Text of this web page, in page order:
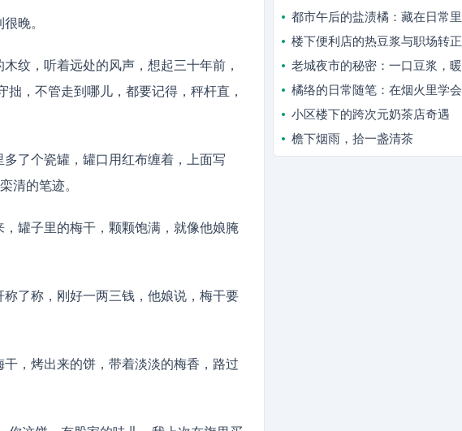
晚。
纹，听着远处的风声，想起三十年前，
，不管走到哪儿，都要记得，秤杆直，
了个瓷罐，罐口用红布缠着，上面写
清的笔迹。
罐子里的梅干，颗颗饱满，就像他娘腌
了称，刚好一两三钱，他娘说，梅干要
，烤出来的饼，带着淡淡的梅香，路过
都市午后的盐渍橘：藏在日常里
楼下便利店的热豆浆与职场转正
老城夜市的秘密：一口豆浆，暖
橘络的日常随笔：在烟火里学会
小区楼下的跨次元奶茶店奇遇
檐下烟雨，拾一盏清茶